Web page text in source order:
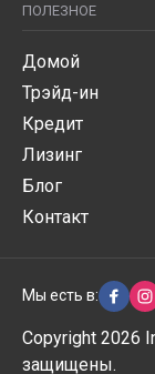
ПОЛЕЗНОЕ
Домой
Трэйд-ин
Кредит
Лизинг
Блог
Контакт
Мы есть в:
Copyright 2026
защищены.